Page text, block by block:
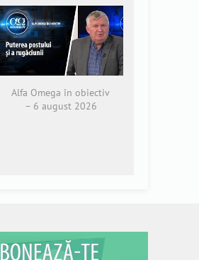
Alfa Omega în obiectiv
– 6 august 2026